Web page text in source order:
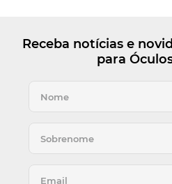
Receba notícias e
para